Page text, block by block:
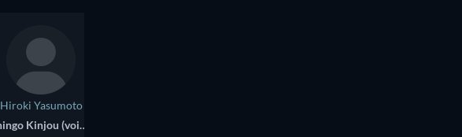
Hiroki Yasumoto
Shingo Kinjou (voice)